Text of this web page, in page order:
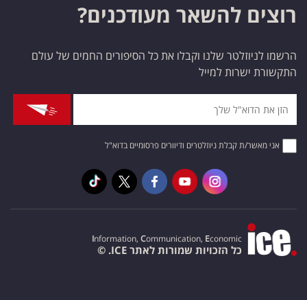
רוצים להשאר מעודכנים?
הרשמו לניוזלטר שלנו וקבלו את כל הסיפורים החמים של עולם
התקשורת ישרות למייל
אני מאשר/ת קבלת ניוזלטרים ודיוורים פרסומיים בדוא"ל
Information, Communication, Economic
כל הזכויות שמורות לאתר ICE. ©